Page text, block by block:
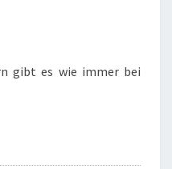
gibt es wie immer bei